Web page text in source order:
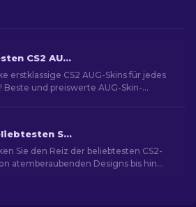
Die besten CS2 AUG Skins in allen Preisklassen [2026]
erstklassige CS2 AUG-Skins für jedes
Beste und preiswerte AUG-Skin-
Die Beliebtesten Skins in CS2
Sie den Reiz der beliebtesten CS2-
atemberaubenden Designs bis hin